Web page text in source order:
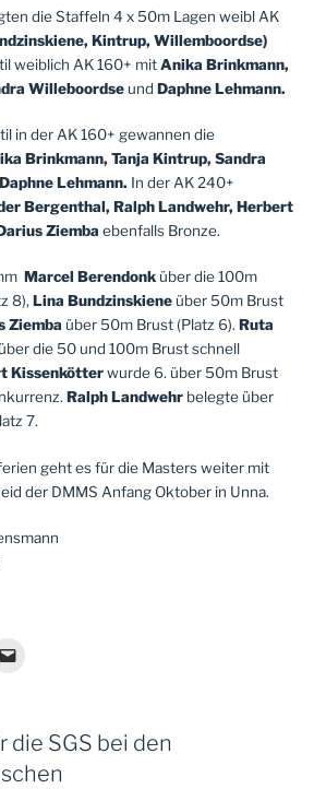
die Staffeln 4 x 50m Lagen weibl AK
Kintrup, Willemboordse)
weiblich AK 160+ mitAnika Brinkmann,
Willeboordse und Daphne Lehmann.
in der AK 160+ gewannen die
Brinkmann, Tanja Kintrup, Sandra
Daphne Lehmann. In der AK 240+
Bergenthal, Ralph Landwehr, Herbert
Ziemba ebenfalls Bronze.
Marcel Berendonk über die 100m
8),Lina Bundzinskiene über 50m Brust
Ziemba über 50m Brust (Platz 6). Ruta
die 50 und 100m Brust schnell
Kissenkötterwurde 6. über 50m Brust
Ralph Landwehr belegte über
7.
geht es für die Masters weiter mit
der DMMS Anfang Oktober in Unna.
SGS bei den